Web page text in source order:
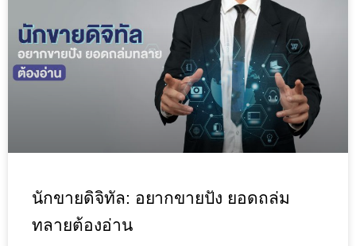
นักขายดิจิทัล: อยากขายปัง ยอดถล่ม
ทลายต้องอ่าน